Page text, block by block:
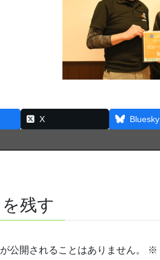
X Bluesky
残す
公開されることはありません。 ※